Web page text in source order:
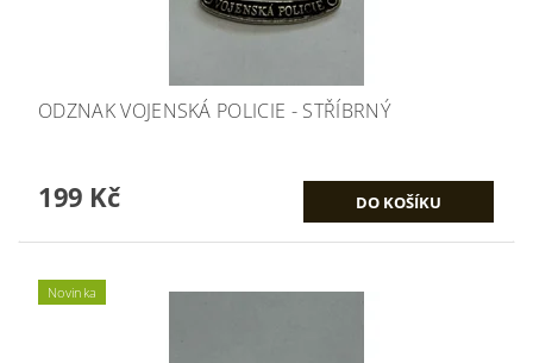
ODZNAK VOJENSKÁ POLICIE - STŘÍBRNÝ
199 Kč
Novinka